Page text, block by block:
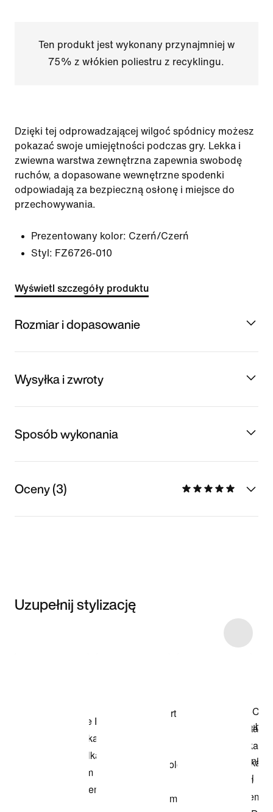
Ten produkt jest wykonany przynajmniej w
75% z włókien poliestru z recyklingu.
Dzięki tej odprowadzającej wilgoć spódnicy możesz
pokazać swoje umiejętności podczas gry. Lekka i
zwiewna warstwa zewnętrzna zapewnia swobodę
ruchów, a dopasowane wewnętrzne spodenki
odpowiadają za bezpieczną osłonę i miejsce do
przechowywania.
Prezentowany kolor: Czerń/Czerń
Styl: FZ6726-010
Wyświetl szczegóły produktu
Rozmiar i dopasowanie
Wysyłka i zwroty
Sposób wykonania
Oceny (3)
Uzupełnij stylizację